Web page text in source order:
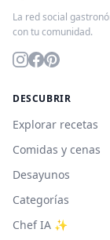
La red social
con tu comunidad.
DESCUBRIR
Explorar recetas
Comidas y cenas
Desayunos
Categorías
Chef IA ✨